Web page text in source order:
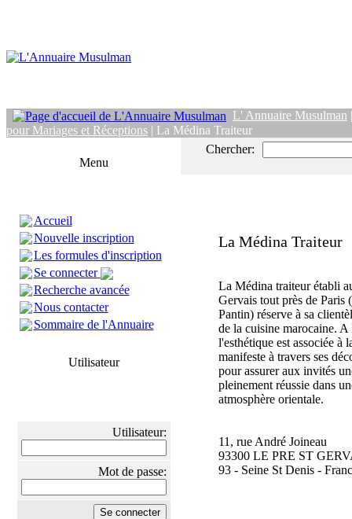
L' Annuaire Musulman
pour Mariages et Réceptions | La Médina Traiteur
Menu
Accueil
Nouvelle inscription
Les formules d'inscription
Se connecter
Recherche avancée
Nous contacter
Sommaire de l'Annuaire
Utilisateur
Utilisateur:
Mot de passe:
Chercher:
La Médina Traiteur
La Médina traiteur établi
Gervais tout près de Paris
Pantin) réserve à sa
de la cuisine marocaine.
l'esthétique est associée à
manifeste à travers ses
pour assurer aux invités
pleinement réussie dans
atmosphère orientale.
11, rue André Joineau
93300 LE PRE ST
93 - Seine St Denis -